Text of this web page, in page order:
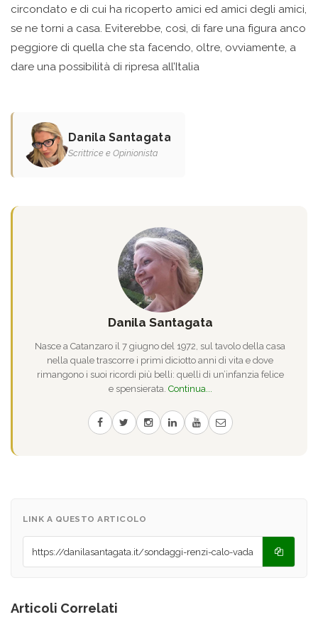
circondato e di cui ha ricoperto amici ed amici degli amici,
se ne torni a casa. Eviterebbe, così, di fare una figura anco
peggiore di quella che sta facendo, oltre, ovviamente, a
dare una possibilità di ripresa all’Italia
Danila Santagata
Scrittrice e Opinionista
Danila Santagata
Nasce a Catanzaro il 7 giugno del 1972, sul tavolo della casa
nella quale trascorre i primi diciotto anni di vita e dove
rimangono i suoi ricordi più belli: quelli di un’infanzia felice
e spensierata. Continua...
LINK A QUESTO ARTICOLO
Articoli Correlati